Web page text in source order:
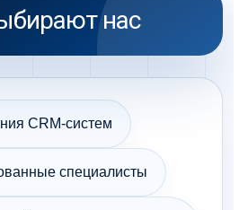
нас
CRM-систем
специалисты